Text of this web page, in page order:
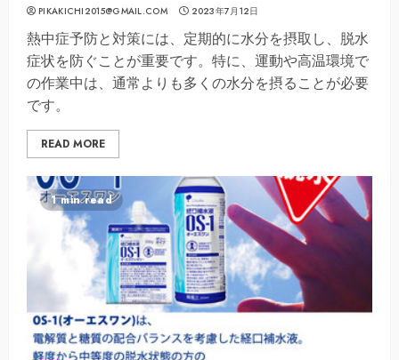
PIKAKICHI2015@GMAIL.COM 2023年7月12日
熱中症予防と対策には、定期的に水分を摂取し、脱水
症状を防ぐことが重要です。特に、運動や高温環境で
の作業中は、通常よりも多くの水分を摂ることが必要
です。
READ MORE
1 min read